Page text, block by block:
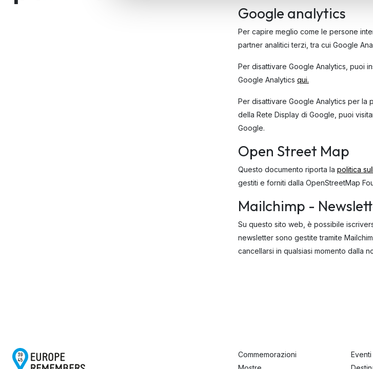
Google analytics
Per capire meglio come le persone
partner analitici terzi, tra cui Google
Per disattivare Google Analytics, puoi
Google Analytics qui.
Per disattivare Google Analytics per la
della Rete Display di Google, puoi
Google.
Open Street Map
Questo documento riporta la politica
gestiti e forniti dalla OpenStreetMap
Mailchimp -
Su questo sito web, è possibile
newsletter sono gestite tramite
cancellarsi in qualsiasi momento dalla
Commemorazioni
Eventi